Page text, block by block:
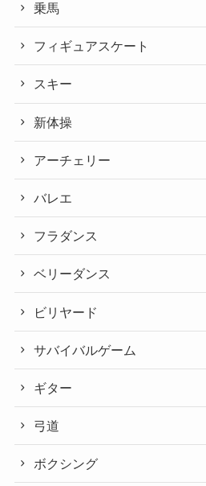
乗馬
フィギュアスケート
スキー
新体操
アーチェリー
バレエ
フラダンス
ベリーダンス
ビリヤード
サバイバルゲーム
ギター
弓道
ボクシング